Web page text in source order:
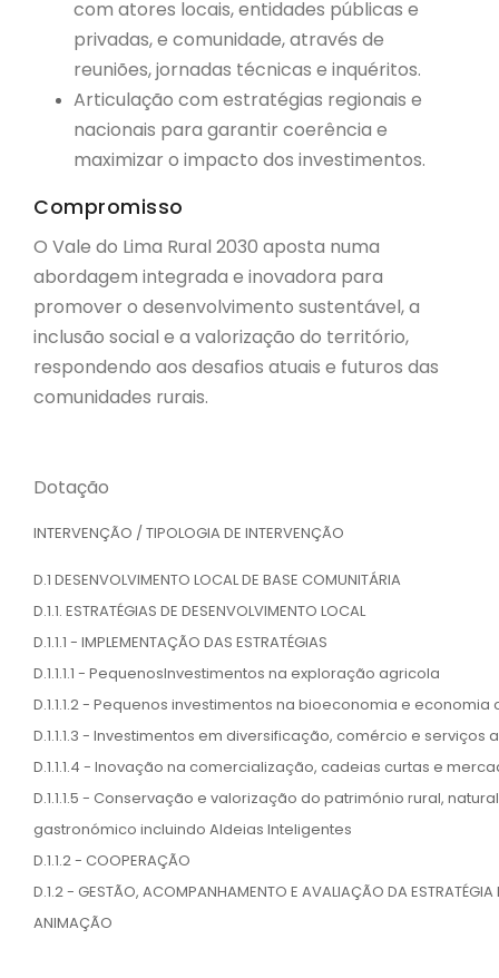
com atores locais, entidades públicas e
privadas, e comunidade, através de
reuniões, jornadas técnicas e inquéritos.
Articulação com estratégias regionais e
nacionais para garantir coerência e
maximizar o impacto dos investimentos.
Compromisso
O Vale do Lima Rural 2030 aposta numa
abordagem integrada e inovadora para
promover o desenvolvimento sustentável, a
inclusão social e a valorização do território,
respondendo aos desafios atuais e futuros das
comunidades rurais.
Dotação
INTERVENÇÃO / TIPOLOGIA DE INTERVENÇÃO
D.1 DESENVOLVIMENTO LOCAL DE BASE COMUNITÁRIA
D.1.1. ESTRATÉGIAS DE DESENVOLVIMENTO LOCAL
D.1.1.1 - IMPLEMENTAÇÃO DAS ESTRATÉGIAS
D.1.1.1.1 - PequenosInvestimentos na exploração agricola
D.1.1.1.2 - Pequenos investimentos na bioeconomia e economia
D.1.1.1.3 - Investimentos em diversificação, comércio e serviços
D.1.1.1.4 - Inovação na comercialização, cadeias curtas e
D.1.1.1.5 - Conservação e valorização do património rural,
gastronómico incluindo Aldeias Inteligentes
D.1.1.2 - COOPERAÇÃO
D.1.2 - GESTÃO, ACOMPANHAMENTO E AVALIAÇÃO DA ESTRATÉGIA
ANIMAÇÃO